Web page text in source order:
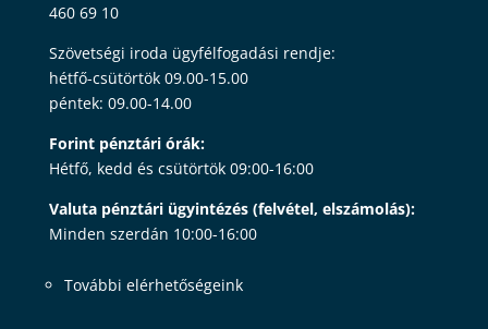
460 69 10
Szövetségi iroda ügyfélfogadási rendje:
hétfő-csütörtök 09.00-15.00
péntek: 09.00-14.00
Forint pénztári órák:
Hétfő, kedd és csütörtök 09:00-16:00
Valuta pénztári ügyintézés (felvétel, elszámolás):
Minden szerdán 10:00-16:00
További elérhetőségeink